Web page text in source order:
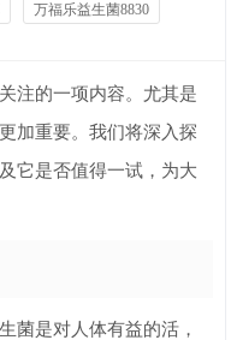
万福乐益生菌8830
注的一项内容。尤其是
加重要。我们将深入探
它是否值得一试，为大
菌是对人体有益的活，